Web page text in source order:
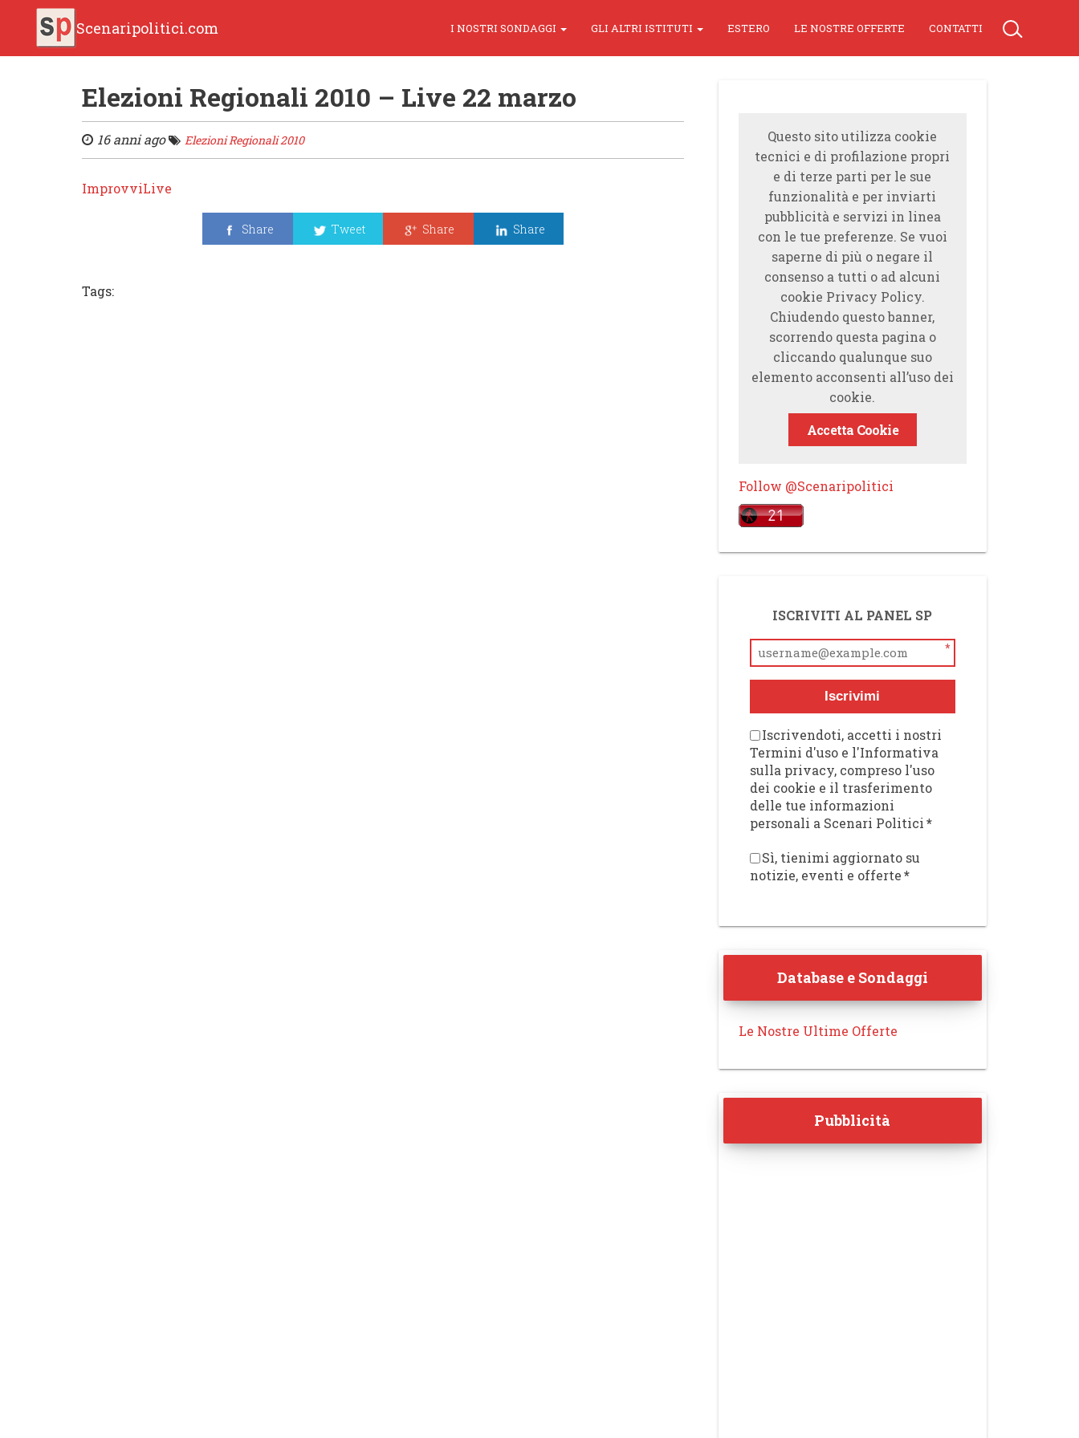
Scenaripolitici.com I NOSTRI SONDAGGI GLI ALTRI ISTITUTI ESTERO LE NOSTRE OFFERTE CONTATTI
Elezioni Regionali 2010 – Live 22 marzo
16 anni ago Elezioni Regionali 2010
ImprovviLive
Share Tweet Share Share
Tags:
Questo sito utilizza cookie
tecnici e di profilazione propri
e di terze parti per le sue
funzionalità e per inviarti
pubblicità e servizi in linea
con le tue preferenze. Se vuoi
saperne di più o negare il
consenso a tutti o ad alcuni
cookie Privacy Policy.
Chiudendo questo banner,
scorrendo questa pagina o
cliccando qualunque suo
elemento acconsenti all’uso dei
cookie.
Accetta Cookie
Follow @Scenaripolitici
ISCRIVITI AL PANEL SP
*
Iscrivimi
Iscrivendoti, accetti i nostri
Termini d'uso e l'Informativa
sulla privacy, compreso l'uso
dei cookie e il trasferimento
delle tue informazioni
personali a Scenari Politici*
Sì, tienimi aggiornato su
notizie, eventi e offerte*
Database e Sondaggi
Le Nostre Ultime Offerte
Pubblicità